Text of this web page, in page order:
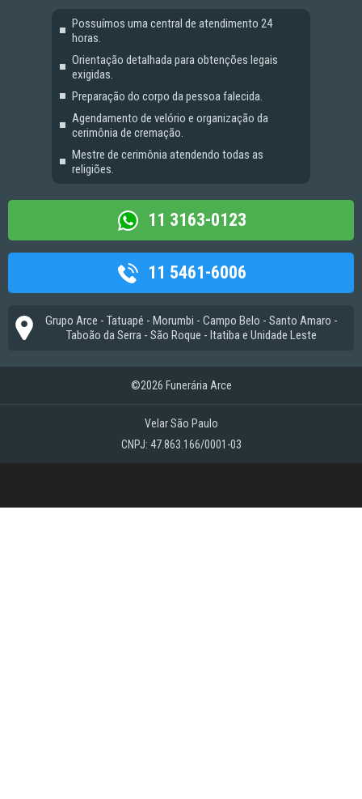
Possuímos uma central de atendimento 24
horas.
Orientação detalhada para obtenções legais
exigidas.
Preparação do corpo da pessoa falecida.
Agendamento de velório e organização da
cerimônia de cremação.
Mestre de cerimônia atendendo todas as
religiões.
11 3163-0123
11 5461-6006
Grupo Arce - Tatuapé - Morumbi - Campo Belo - Santo Amaro -
Taboão da Serra - São Roque - Itatiba e Unidade Leste
©2026 Funerária Arce
Velar São Paulo
CNPJ: 47.863.166/0001-03